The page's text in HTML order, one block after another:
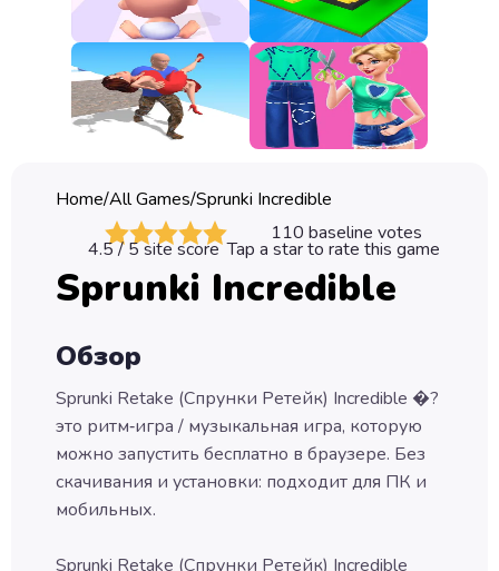
All
Games
Classic
Sprunki
Games
Car
Games
Games
Puzzle
Games
Home/All Games/Sprunki Incredible
110 baseline votes
4.5/ 5 site score Tap a star to rate this game
Sprunki Incredible
Обзор
Sprunki Retake (Спрунки Ретейк) Incredible �?
это ритм‑игра / музыкальная игра, которую
можно запустить бесплатно в браузере. Без
скачивания и установки: подходит для ПК и
мобильных.
Sprunki Retake (Спрунки Ретейк) Incredible